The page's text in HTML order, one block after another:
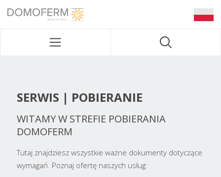
DOMOFERM NAVIGATION
SERWIS | POBIERANIE
WITAMY W STREFIE POBIERANIA
DOMOFERM
Tutaj znajdziesz wszystkie ważne dokumenty dotyczące
wymagań. Poznaj ofertę naszych usług: